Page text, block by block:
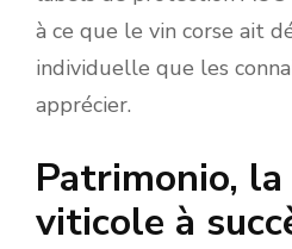
à ce que le vin corse ait
individuelle que les
apprécier.
Patrimonio,
viticole à